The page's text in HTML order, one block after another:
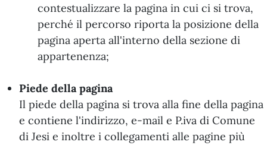
contestualizzare la pagina in cui ci si trova,
perché il percorso riporta la posizione della
pagina aperta all'interno della sezione di
appartenenza;
Piede della pagina
Il piede della pagina si trova alla fine della pagina
e contiene l'indirizzo, e-mail e P.iva di Comune
di Jesi e inoltre i collegamenti alle pagine più